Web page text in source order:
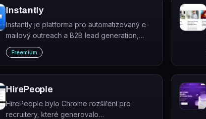
Instantly
Instantly je platforma pro automatizovaný e-
mailový outreach a B2B lead generation,
která kombinuje AI agenty, CRM a nástroje
pro doručitelnost e-mailů.
Freemium
HirePeople
HirePeople bylo Chrome rozšíření pro
recruitery, které generovalo